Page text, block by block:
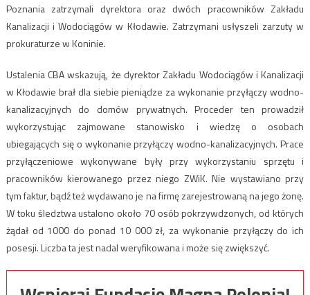
Poznania zatrzymali dyrektora oraz dwóch pracowników Zakładu
Kanalizacji i Wodociągów w Kłodawie. Zatrzymani usłyszeli zarzuty w
prokuraturze w Koninie.
Ustalenia CBA wskazują, że dyrektor Zakładu Wodociągów i Kanalizacji
w Kłodawie brał dla siebie pieniądze za wykonanie przyłączy wodno-
kanalizacyjnych do domów prywatnych. Proceder ten prowadził
wykorzystując zajmowane stanowisko i wiedzę o osobach
ubiegających się o wykonanie przyłączy wodno-kanalizacyjnych. Prace
przyłączeniowe wykonywane były przy wykorzystaniu sprzętu i
pracowników kierowanego przez niego ZWiK. Nie wystawiano przy
tym faktur, bądź też wydawano je na firmę zarejestrowaną na jego żonę.
W toku śledztwa ustalono około 70 osób pokrzywdzonych, od których
żądał od 1000 do ponad 10 000 zł, za wykonanie przyłączy do ich
posesji. Liczba ta jest nadal weryfikowana i może się zwiększyć.